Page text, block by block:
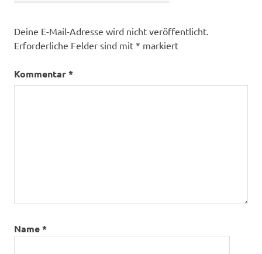
Deine E-Mail-Adresse wird nicht veröffentlicht.
Erforderliche Felder sind mit * markiert
Kommentar*
Name*